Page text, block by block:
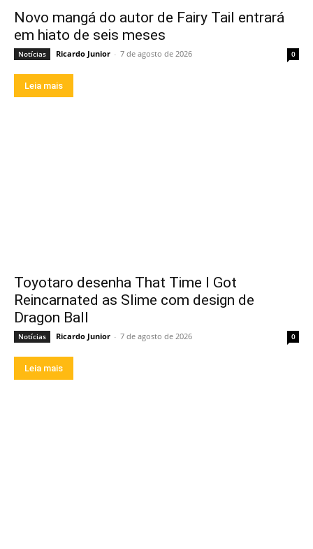
Novo mangá do autor de Fairy Tail entrará
em hiato de seis meses
Notícias Ricardo Junior - 7 de agosto de 2026 0
Leia mais
Toyotaro desenha That Time I Got
Reincarnated as Slime com design de
Dragon Ball
Notícias Ricardo Junior - 7 de agosto de 2026 0
Leia mais